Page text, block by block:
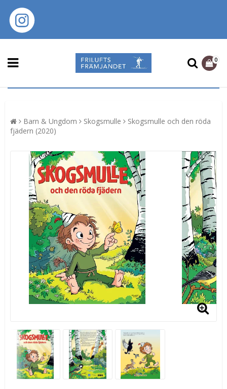
0
Barn & Ungdom Skogsmulle
Skogsmulle och den röda
fjädern (2020)